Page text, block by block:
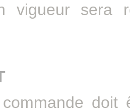
vigueur sera